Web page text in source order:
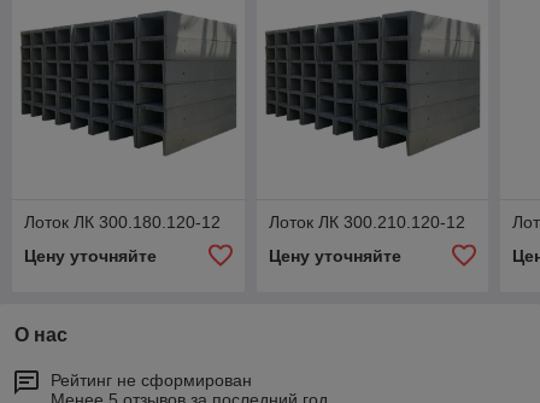
Лоток ЛК 300.180.120-12
Цену уточняйте
Лоток ЛК 300.210.120-12
Цену уточняйте
О нас
Рейтинг не сформирован